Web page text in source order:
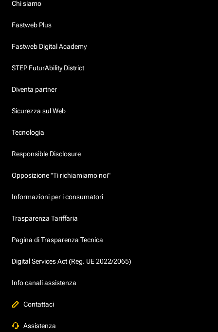
Chi siamo
Fastweb Plus
Fastweb Digital Academy
STEP FuturAbility District
Diventa partner
Sicurezza sul Web
Tecnologia
Responsible Disclosure
Opposizione "Ti richiamiamo noi"
Informazioni per i consumatori
Trasparenza Tariffaria
Pagina di Trasparenza Tecnica
Digital Services Act (Reg. UE 2022/2065)
Info canali assistenza
Contattaci
Assistenza